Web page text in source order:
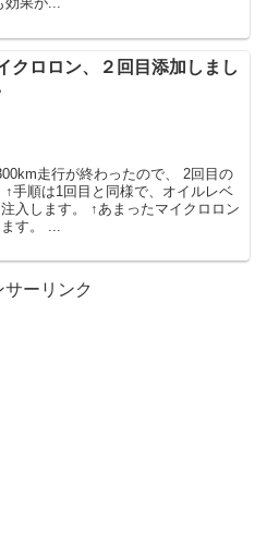
クロロン、２回目添加しまし
走行が終わったので、 2回目の
手順は1回目と同様で、オイルレベ
入します。 ↑あまったマイクロロン
す。 ...
サーリンク